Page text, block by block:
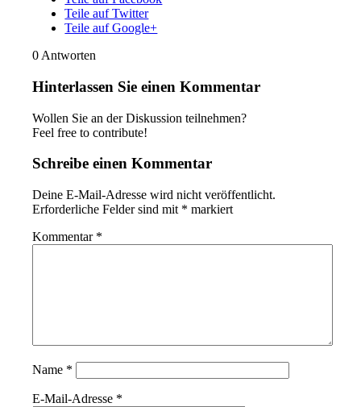
Teile auf Twitter
Teile auf Google+
0 Antworten
Hinterlassen Sie einen Kommentar
Wollen Sie an der Diskussion teilnehmen?
Feel free to contribute!
Schreibe einen Kommentar
Deine E-Mail-Adresse wird nicht veröffentlicht.
Erforderliche Felder sind mit * markiert
Kommentar *
Name *
E-Mail-Adresse *